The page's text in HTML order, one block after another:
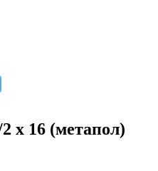
х 16 (метапол)